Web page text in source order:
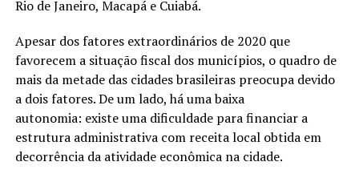
Rio de Janeiro, Macapá e Cuiabá.
Apesar dos fatores extraordinários de 2020 que
favorecem a situação fiscal dos municípios, o quadro de
mais da metade das cidades brasileiras preocupa devido
a dois fatores. De um lado, há uma baixa
autonomia: existe uma dificuldade para financiar a
estrutura administrativa com receita local obtida em
decorrência da atividade econômica na cidade.